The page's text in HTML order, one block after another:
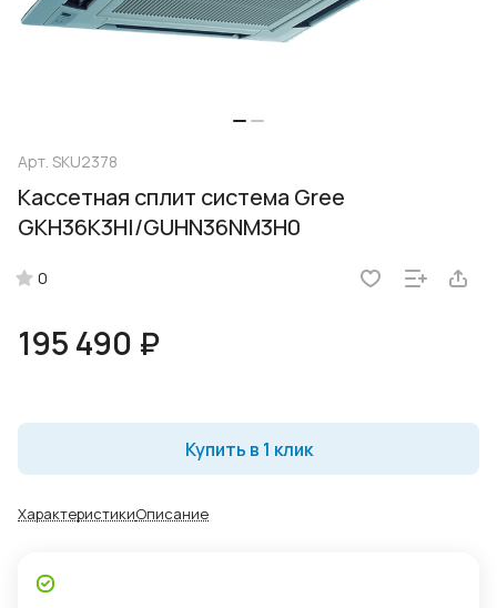
Арт. SKU2378
Кассетная сплит система Gree
GKH36K3HI/GUHN36NM3H0
0
195 490 ₽
Купить в 1 клик
ХарактеристикиОписание